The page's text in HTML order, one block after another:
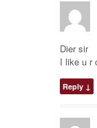
Dier sir
I like u r
Reply ↓